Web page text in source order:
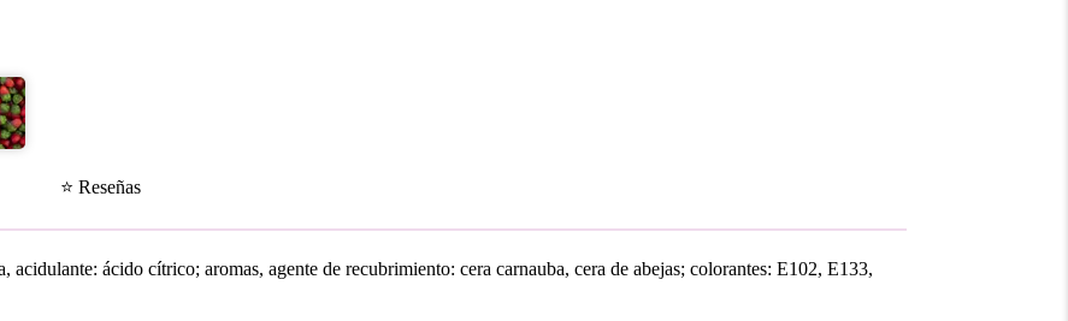
⭐ Reseñas
acidulante: ácido cítrico; aromas, agente de recubrimiento: cera carnauba, cera de abejas; colorantes: E102, E133,